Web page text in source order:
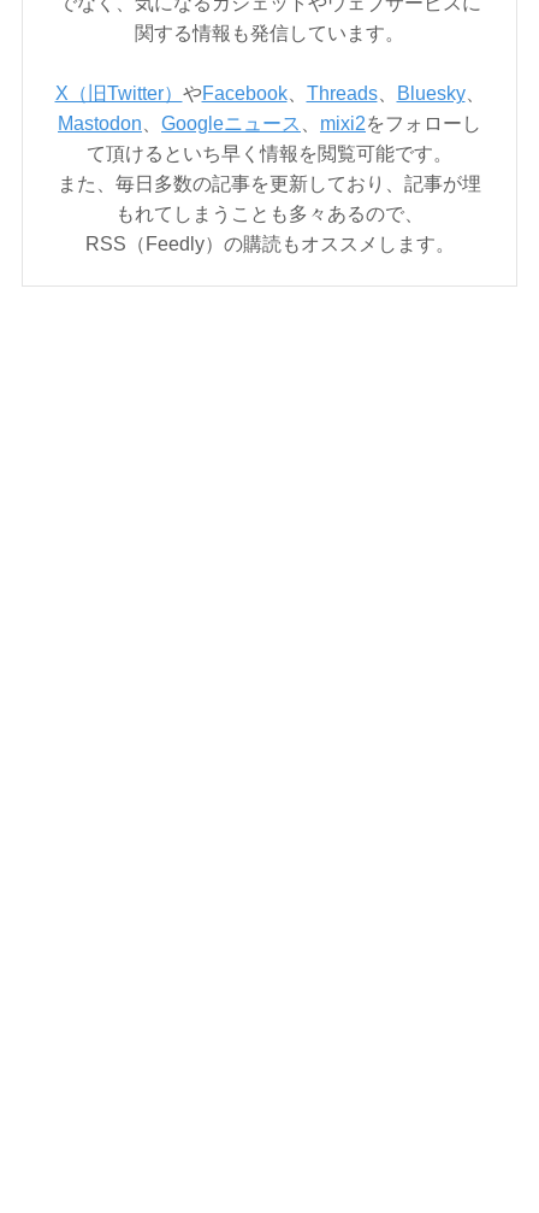
関する情報も発信しています。
X（旧Twitter） やFacebook、 Threads、 Bluesky、
Mastodon
Googleニュース mixi2をフォローし
て頂けるといち早く情報を閲覧可能です。
また、毎日多数の記事を更新しており、記事が埋
もれてしまうことも多々あるので、
RSS（Feedly）の購読もオススメします。